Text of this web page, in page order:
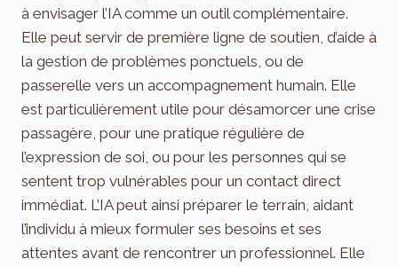
à envisager l’IA comme un outil complémentaire.
Elle peut servir de première ligne de soutien, d’aide à
la gestion de problèmes ponctuels, ou de
passerelle vers un accompagnement humain. Elle
est particulièrement utile pour désamorcer une crise
passagère, pour une pratique régulière de
l’expression de soi, ou pour les personnes qui se
sentent trop vulnérables pour un contact direct
immédiat. L’IA peut ainsi préparer le terrain, aidant
l’individu à mieux formuler ses besoins et ses
attentes avant de rencontrer un professionnel. Elle